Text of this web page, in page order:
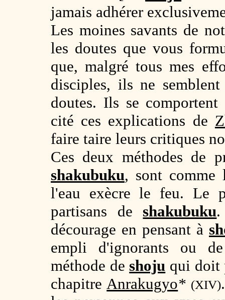
jamais adhérer
Les moines savants de
les doutes que vous
que, malgré tous mes
disciples, ils ne
doutes. Ils se
cité ces explications de
faire taire leurs critiques
Ces deux méthodes de
shakubuku, sont
l'eau exècre le feu. Le
partisans de shakubuku
décourage en pensant à
empli d'ignorants ou
méthode de shoju qui doit
chapitreAnrakugyo* (XIV)